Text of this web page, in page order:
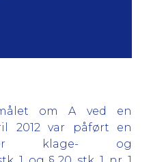
om A ved en
2012 var påført en
klage- og